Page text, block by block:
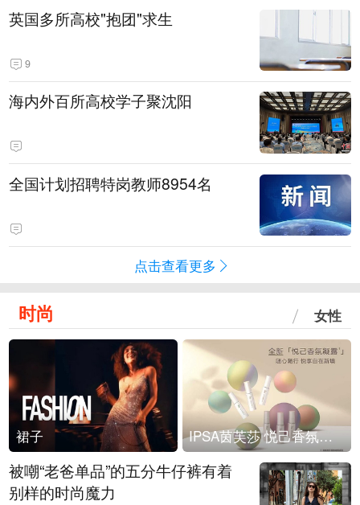
英国多所高校"抱团"求生
9
海内外百所高校学子聚沈阳
全国计划招聘特岗教师8954名
点击查看更多
时尚 女性
裙子 IPSA茵芙莎 悦己香氛凝露上市
被嘲“老爸单品”的五分牛仔裤有着
别样的时尚魔力